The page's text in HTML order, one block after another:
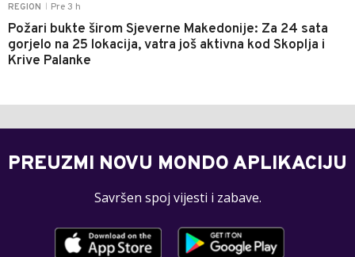
REGION Pre 3 h
Požari bukte širom Sjeverne Makedonije: Za 24 sata
gorjelo na 25 lokacija, vatra još aktivna kod Skoplja i
Krive Palanke
PREUZMI NOVU MONDO APLIKACIJU
Savršen spoj vijesti i zabave.